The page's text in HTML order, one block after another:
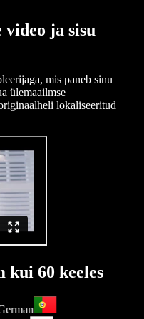
ja sisu
mis paneb sinu
ülemaailmse
lokaliseeritud
kui 60 keeles